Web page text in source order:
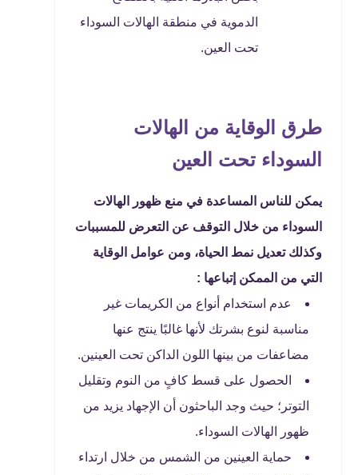
الدموية في منطقة الهالات السوداء
تحت العين.
طرق الوقاية من الهالات
السوداء تحت العين
يمكن للناس المساعدة في منع ظهور الهالات
السوداء من خلال التوقف عن التعرض للمسببات
وكذلك تعديل نمط الحياة، ومن عوامل الوقاية
التي من الممكن إتباعها :
عدم استخدام أنواع من الكريمات غير
مناسبة لنوع بشرتك لأنها غالبًا ينتج عنها
مضاعفات من بينها اللون الداكن تحت العينين.
الحصول على قسط كافٍ من النوم وتقليل
التوتر؛ حيث وجد الباحثون أن الإجهاد يزيد من
ظهور الهالات السوداء.
حماية العينين من الشمس من خلال ارتداء